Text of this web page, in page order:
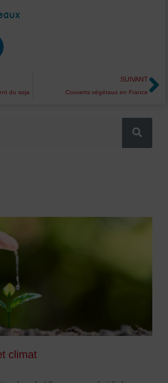
du soja
SUIVANT
Couverts végétaux en France
climat